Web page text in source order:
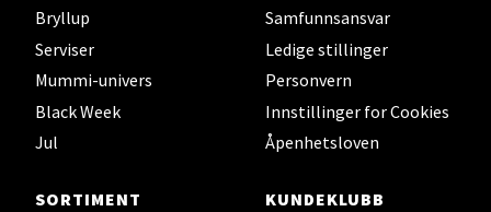
Bryllup
Serviser
Mummi-univers
Black Week
Jul
Samfunnsansvar
Ledige stillinger
Personvern
Innstillinger for Cookies
Åpenhetsloven
SORTIMENT
KUNDEKLUBB
Sjøfartsgata 2, 7714 Steinkjer
Åpent i dag 10-20
0 i butikk